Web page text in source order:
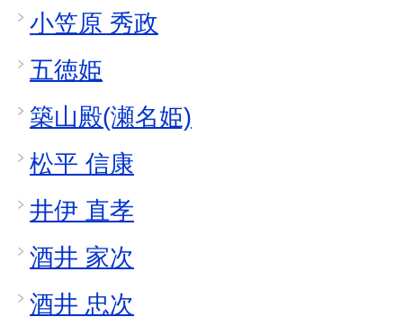
小笠原 秀政
五徳姫
築山殿(瀬名姫)
松平 信康
井伊 直孝
酒井 家次
酒井 忠次